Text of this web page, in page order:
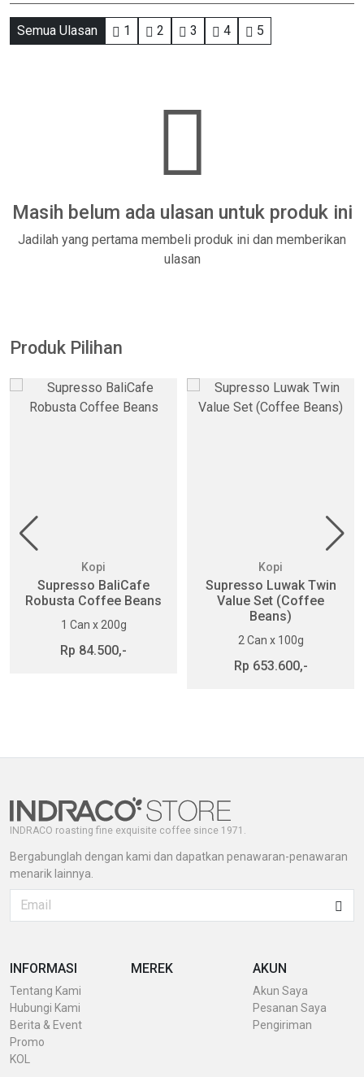
Semua Ulasan 1 2 3 4 5
Masih belum ada ulasan untuk produk ini
Jadilah yang pertama membeli produk ini dan memberikan
ulasan
Produk Pilihan
Kopi
Supresso BaliCafe
Robusta Coffee Beans
1 Can x 200g
Rp 84.500,-
Kopi
Supresso Luwak Twin
Value Set (Coffee
Beans)
2 Can x 100g
Rp 653.600,-
INDRACO roasting fine exquisite coffee since 1971.
Bergabunglah dengan kami dan dapatkan penawaran-penawaran
menarik lainnya.
INFORMASI
Tentang Kami
Hubungi Kami
Berita & Event
Promo
KOL
MEREK AKUN
Akun Saya
Pesanan Saya
Pengiriman